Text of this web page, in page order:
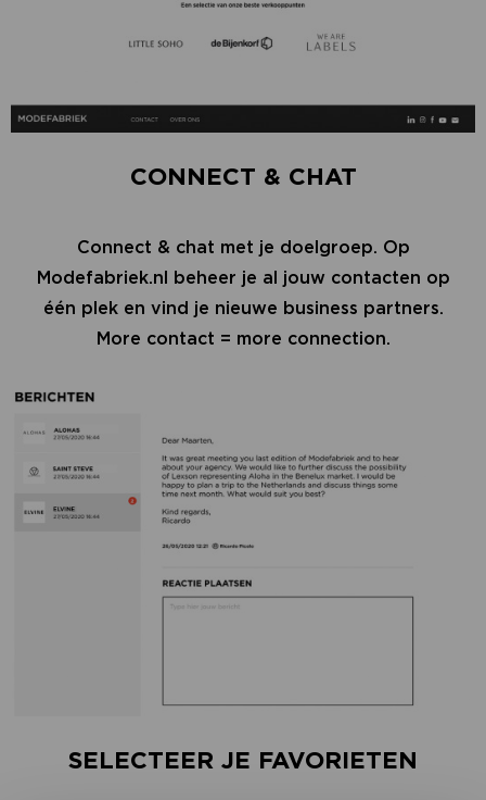
CONNECT & CHAT
Connect & chat met je doelgroep. Op
Modefabriek.nl beheer je al jouw contacten op
één plek en vind je nieuwe business partners.
More contact = more connection.
SELECTEER JE FAVORIETEN